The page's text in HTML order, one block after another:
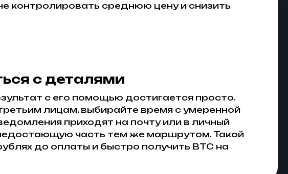
контролировать среднюю цену и снизить
с деталями
с его помощью достигается просто.
лицам, выбирайте время с умеренной
приходят на почту или в личный
часть тем же маршрутом. Такой
до оплаты и быстро получить BTC на